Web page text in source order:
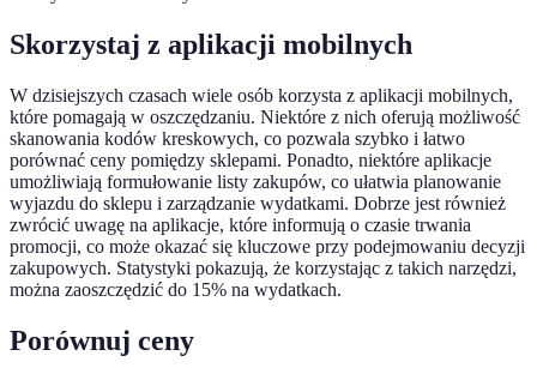
Skorzystaj z aplikacji mobilnych
W dzisiejszych czasach wiele osób korzysta z aplikacji mobilnych,
które pomagają w oszczędzaniu. Niektóre z nich oferują możliwość
skanowania kodów kreskowych, co pozwala szybko i łatwo
porównać ceny pomiędzy sklepami. Ponadto, niektóre aplikacje
umożliwiają formułowanie listy zakupów, co ułatwia planowanie
wyjazdu do sklepu i zarządzanie wydatkami. Dobrze jest również
zwrócić uwagę na aplikacje, które informują o czasie trwania
promocji, co może okazać się kluczowe przy podejmowaniu decyzji
zakupowych. Statystyki pokazują, że korzystając z takich narzędzi,
można zaoszczędzić do 15% na wydatkach.
Porównuj ceny